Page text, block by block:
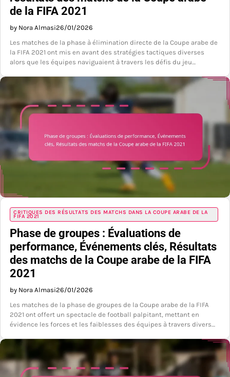
de la FIFA 2021
by Nora Almasi26/01/2026
Les matches de la phase à élimination directe de la Coupe arabe de
la FIFA 2021 ont mis en avant des stratégies tactiques diverses
alors que les équipes naviguaient à travers les défis du jeu…
CRITIQUES DES RÉSULTATS DES MATCHS DANS LA COUPE ARABE DE LA
FIFA 2021
Phase de groupes : Évaluations de
performance, Événements clés, Résultats
des matchs de la Coupe arabe de la FIFA
2021
by Nora Almasi26/01/2026
Les matches de la phase de groupes de la Coupe arabe de la FIFA
2021 ont offert un spectacle de football palpitant, mettant en
évidence les forces et les faiblesses des équipes à travers divers…